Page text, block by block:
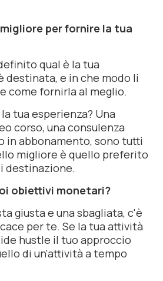
per fornire la tua
qual è la tua
destinata, e in che modo li
come fornirla al meglio.
tua esperienza? Una
corso, una consulenza
in abbonamento, sono tutti
migliore è quello preferito
destinazione.
obiettivi monetari?
giusta e una sbagliata, c'è
per te. Se la tua attività
hustle il tuo approccio
di un'attività a tempo